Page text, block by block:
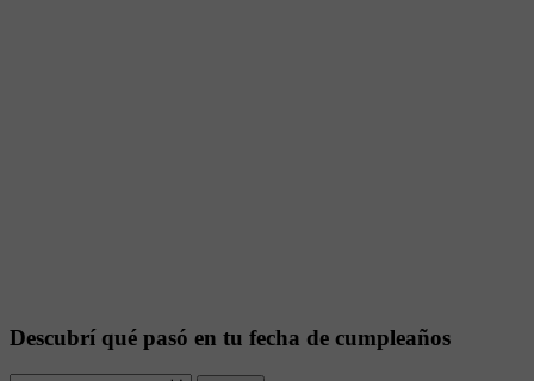
Descubrí qué pasó en tu fecha de cumpleaños